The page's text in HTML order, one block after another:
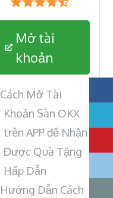
Mở tài
khoản
Cách Mở Tài
Khoản Sàn OKX
trên APP để Nhận
Được Quà Tặng
Hấp Dẫn
Hướng Dẫn Cách